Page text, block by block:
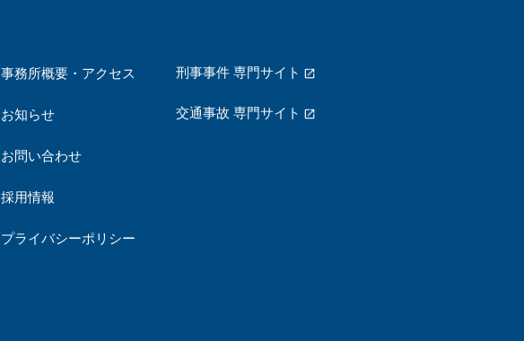
事務所概要・アクセス
お知らせ
お問い合わせ
採用情報
プライバシーポリシー
刑事事件 専門サイト
交通事故 専門サイト